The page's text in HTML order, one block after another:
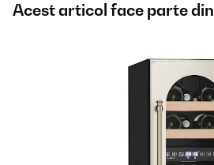
Acest articol face parte din